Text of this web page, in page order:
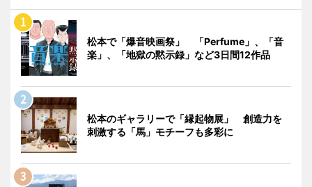
松本で「爆音映画祭」 「Perfume」、「音
楽」、「地獄の黙示録」など3日間12作品
松本のギャラリーで「縁起物展」 創造力を
刺激する「馬」モチーフも多彩に